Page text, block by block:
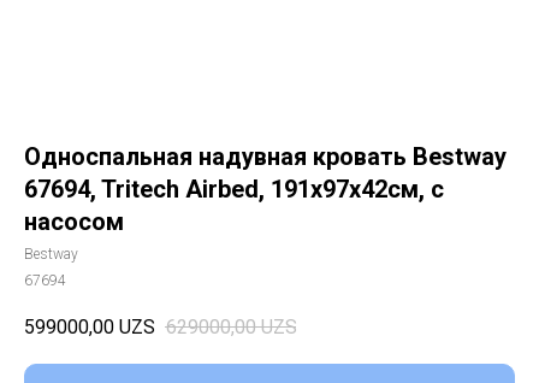
Односпальная надувная кровать Bestway
67694, Tritech Airbed, 191х97х42см, с
насосом
Bestway
67694
599000,00 UZS 629000,00 UZS